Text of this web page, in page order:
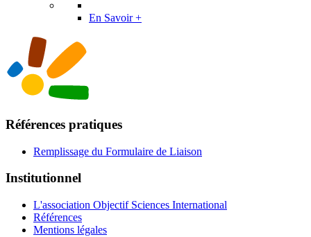
En Savoir +
Références pratiques
Remplissage du Formulaire de Liaison
Institutionnel
L'association Objectif Sciences International
Références
Mentions légales